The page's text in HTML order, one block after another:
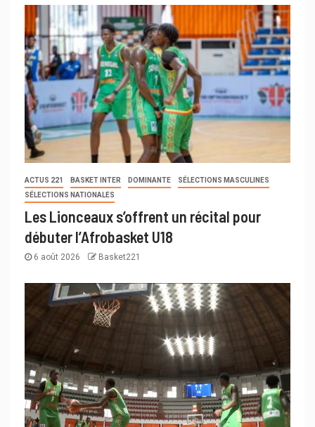
ACTUS 221 BASKET INTER DOMINANTE
SÉLECTIONS MASCULINES
SÉLECTIONS NATIONALES
Les Lionceaux s’offrent un récital pour
débuter l’Afrobasket U18
6 août 2026 Basket221